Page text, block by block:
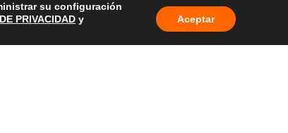
su configuración
PRIVACIDAD y
Aceptar